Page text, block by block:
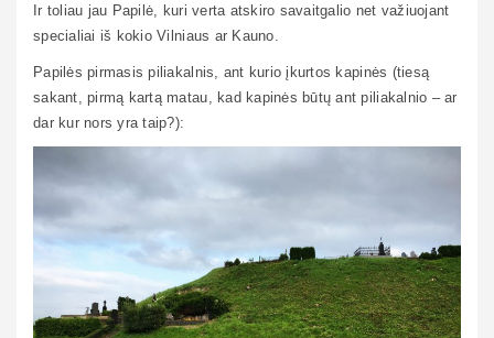
Ir toliau jau Papilė, kuri verta atskiro savaitgalio net važiuojant
specialiai iš kokio Vilniaus ar Kauno.
Papilės pirmasis piliakalnis, ant kurio įkurtos kapinės (tiesą
sakant, pirmą kartą matau, kad kapinės būtų ant piliakalnio – ar
dar kur nors yra taip?):